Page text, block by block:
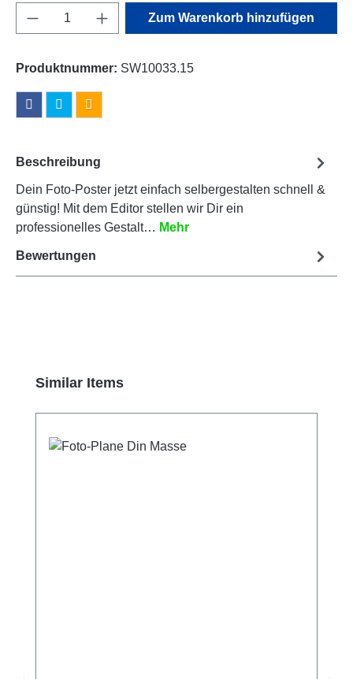
Produkt Anzahl: Gib den gewünschten
Zum Warenkorb hinzufügen
Produktnummer: SW10033.15
Beschreibung
Dein Foto-Poster jetzt einfach selbergestalten schnell &
günstig! Mit dem Editor stellen wir Dir ein
professionelles Gestalt… Mehr
Bewertungen
Produktgalerie überspringen
Similar Items